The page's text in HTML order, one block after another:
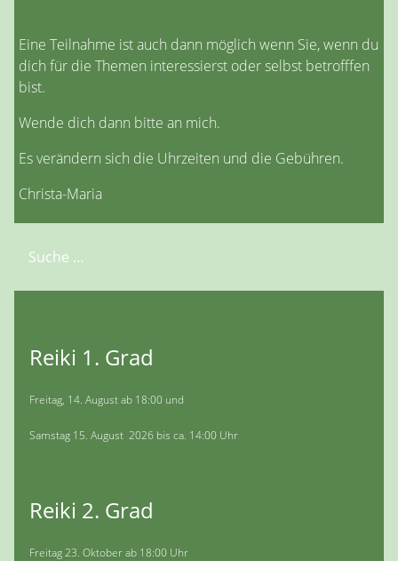
Eine Teilnahme ist auch dann möglich wenn Sie, wenn du
dich für die Themen interessierst oder selbst betrofffen
bist.
Wende dich dann bitte an mich.
Es verändern sich die Uhrzeiten und die Gebühren.
Christa-Maria
Suchen
Reiki 1. Grad
Freitag, 14. August ab 18:00 und
Samstag 15. August 2026 bis ca. 14:00 Uhr
Reiki 2. Grad
Freitag 23. Oktober ab 18:00 Uhr